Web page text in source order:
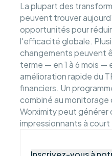
La plupart des
peuvent trouver
opportunités pour
l'efficacité globale.
changements peuvent
terme — en 1 à 6 mois —
amélioration rapide du
financiers. Un
combiné au
Worximity peut générer
impressionnants à court